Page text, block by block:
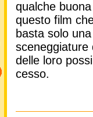
qualche
questo film
basta solo
sceneggiature
delle loro
cesso.